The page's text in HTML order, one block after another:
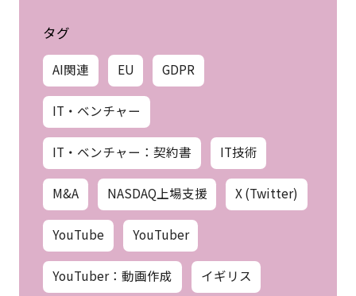
タグ
AI関連 EU GDPR
IT・ベンチャー
IT・ベンチャー：契約書 IT技術
M&A NASDAQ上場支援 X (Twitter)
YouTube YouTuber
YouTuber：動画作成 イギリス